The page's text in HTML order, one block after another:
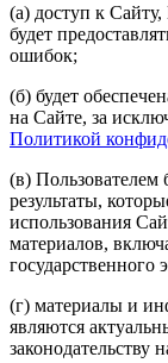
(а) доступ к
будет
ошибок;
(б) будет
на Сайте, за
Политикой
(в) Пользователем
результаты,
использования
материалов,
(г) материалы и
являются
законодательству